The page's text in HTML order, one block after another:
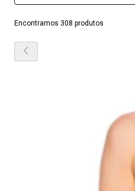
Encontramos 308 produtos